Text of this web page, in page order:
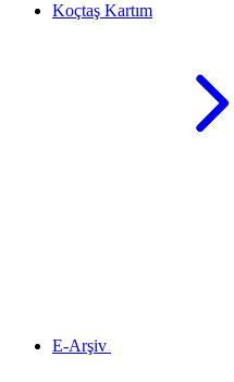
Koçtaş Kartım
E-Arşiv